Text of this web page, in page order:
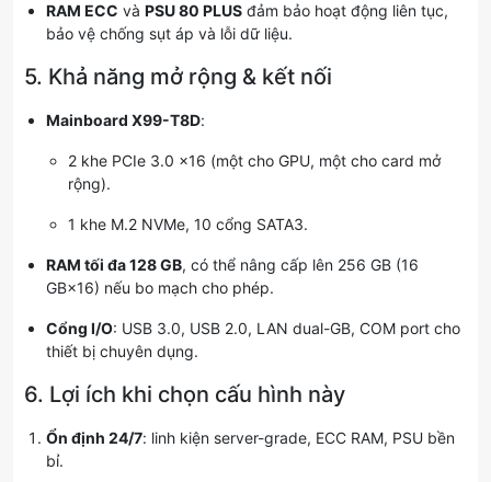
RAM ECC và PSU 80 PLUS đảm bảo hoạt động liên tục,
bảo vệ chống sụt áp và lỗi dữ liệu.
5. Khả năng mở rộng & kết nối
Mainboard X99-T8D:
2 khe PCIe 3.0 x16 (một cho GPU, một cho card mở
rộng).
1 khe M.2 NVMe, 10 cổng SATA3.
RAM tối đa 128 GB, có thể nâng cấp lên 256 GB (16
GB×16) nếu bo mạch cho phép.
Cổng I/O: USB 3.0, USB 2.0, LAN dual-GB, COM port cho
thiết bị chuyên dụng.
6. Lợi ích khi chọn cấu hình này
Ổn định 24/7: linh kiện server-grade, ECC RAM, PSU bền
bỉ.